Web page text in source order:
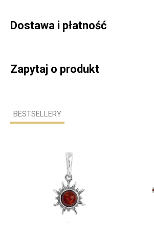
Dostawa i płatność
Zapytaj o produkt
BESTSELLERY